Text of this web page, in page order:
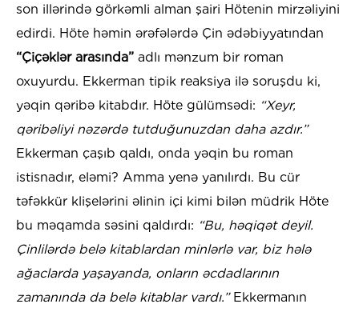
son illərində görkəmli alman şairi Hötenin mirzəliyini
edirdi. Höte həmin ərəfələrdə Çin ədəbiyyatından
“Çiçəklər arasında” adlı mənzum bir roman
oxuyurdu. Ekkerman tipik reaksiya ilə soruşdu ki,
yəqin qəribə kitabdır. Höte gülümsədi: “Xeyr,
qəribəliyi nəzərdə tutduğunuzdan daha azdır.”
Ekkerman çaşıb qaldı, onda yəqin bu roman
istisnadır, eləmi? Amma yenə yanılırdı. Bu cür
təfəkkür klişelərini əlinin içi kimi bilən müdrik Höte
bu məqamda səsini qaldırdı: “Bu, həqiqət deyil.
Çinlilərdə belə kitablardan minlərlə var, biz hələ
ağaclarda yaşayanda, onların əcdadlarının
zamanında da belə kitablar vardı.”Ekkermanın